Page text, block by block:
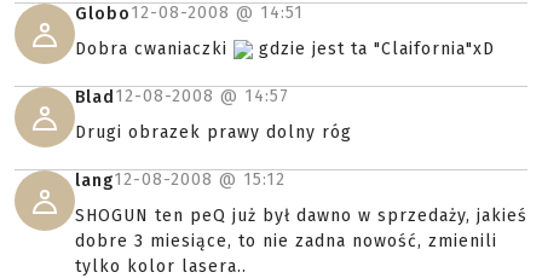
Globo12-08-2008 @ 14:51
Dobra cwaniaczki
gdzie jest ta "Claifornia"xD
Blad 12-08-2008 @ 14:57
Drugi obrazek prawy dolny róg
lang12-08-2008 @ 15:12
SHOGUN ten peQ już był dawno w sprzedaży, jakieś
dobre 3 miesiące, to nie zadna nowość, zmienili
tylko kolor lasera..